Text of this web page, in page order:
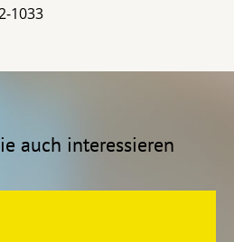
1033
auch interessieren